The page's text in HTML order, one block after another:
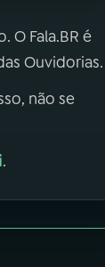
O Fala.BR é
Ouvidorias.
não se
.